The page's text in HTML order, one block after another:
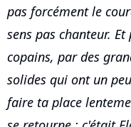
pas forcément le
sens pas chanteur.
copains, par des
solides qui ont un
faire ta place